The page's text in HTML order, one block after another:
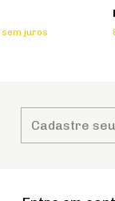
sem juros